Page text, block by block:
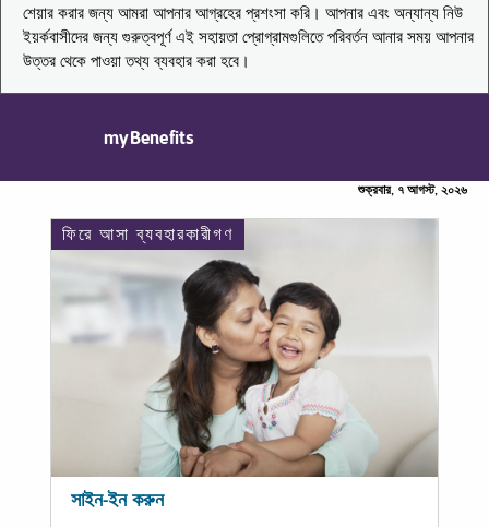
শেয়ার করার জন্য আমরা আপনার আগ্রহের প্রশংসা করি। আপনার এবং অন্যান্য নিউ
ইয়র্কবাসীদের জন্য গুরুত্বপূর্ণ এই সহায়তা প্রোগ্রামগুলিতে পরিবর্তন আনার সময় আপনার
উত্তর থেকে পাওয়া তথ্য ব্যবহার করা হবে।
myBenefits
শুক্রবার, ৭ আগস্ট, ২০২৬
ফিরে আসা ব্যবহারকারীগণ
সাইন-ইন করুন